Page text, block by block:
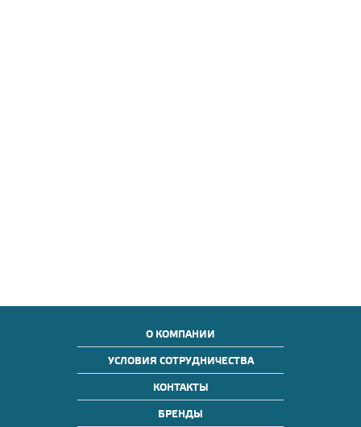
О КОМПАНИИ
УСЛОВИЯ СОТРУДНИЧЕСТВА
КОНТАКТЫ
БРЕНДЫ